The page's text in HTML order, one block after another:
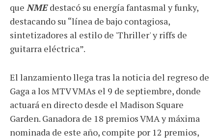
que NMEdestacó su energía fantasmal y funky,
destacando su “línea de bajo contagiosa,
sintetizadores al estilo de 'Thriller' y riffs de
guitarra eléctrica”.
El lanzamiento llega tras la noticia del regreso de
Gaga a los MTV VMAs el 9 de septiembre, donde
actuará en directo desde el Madison Square
Garden. Ganadora de 18 premios VMA y máxima
nominada de este año, compite por 12 premios,